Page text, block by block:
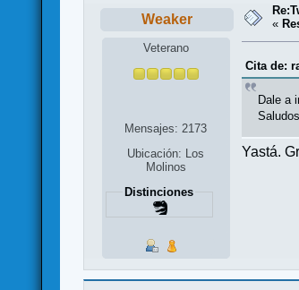
Weaker
Veterano
Mensajes: 2173
Ubicación: Los
Molinos
Distinciones
«
Cita de:
Dale a
Saludos
Yastá.